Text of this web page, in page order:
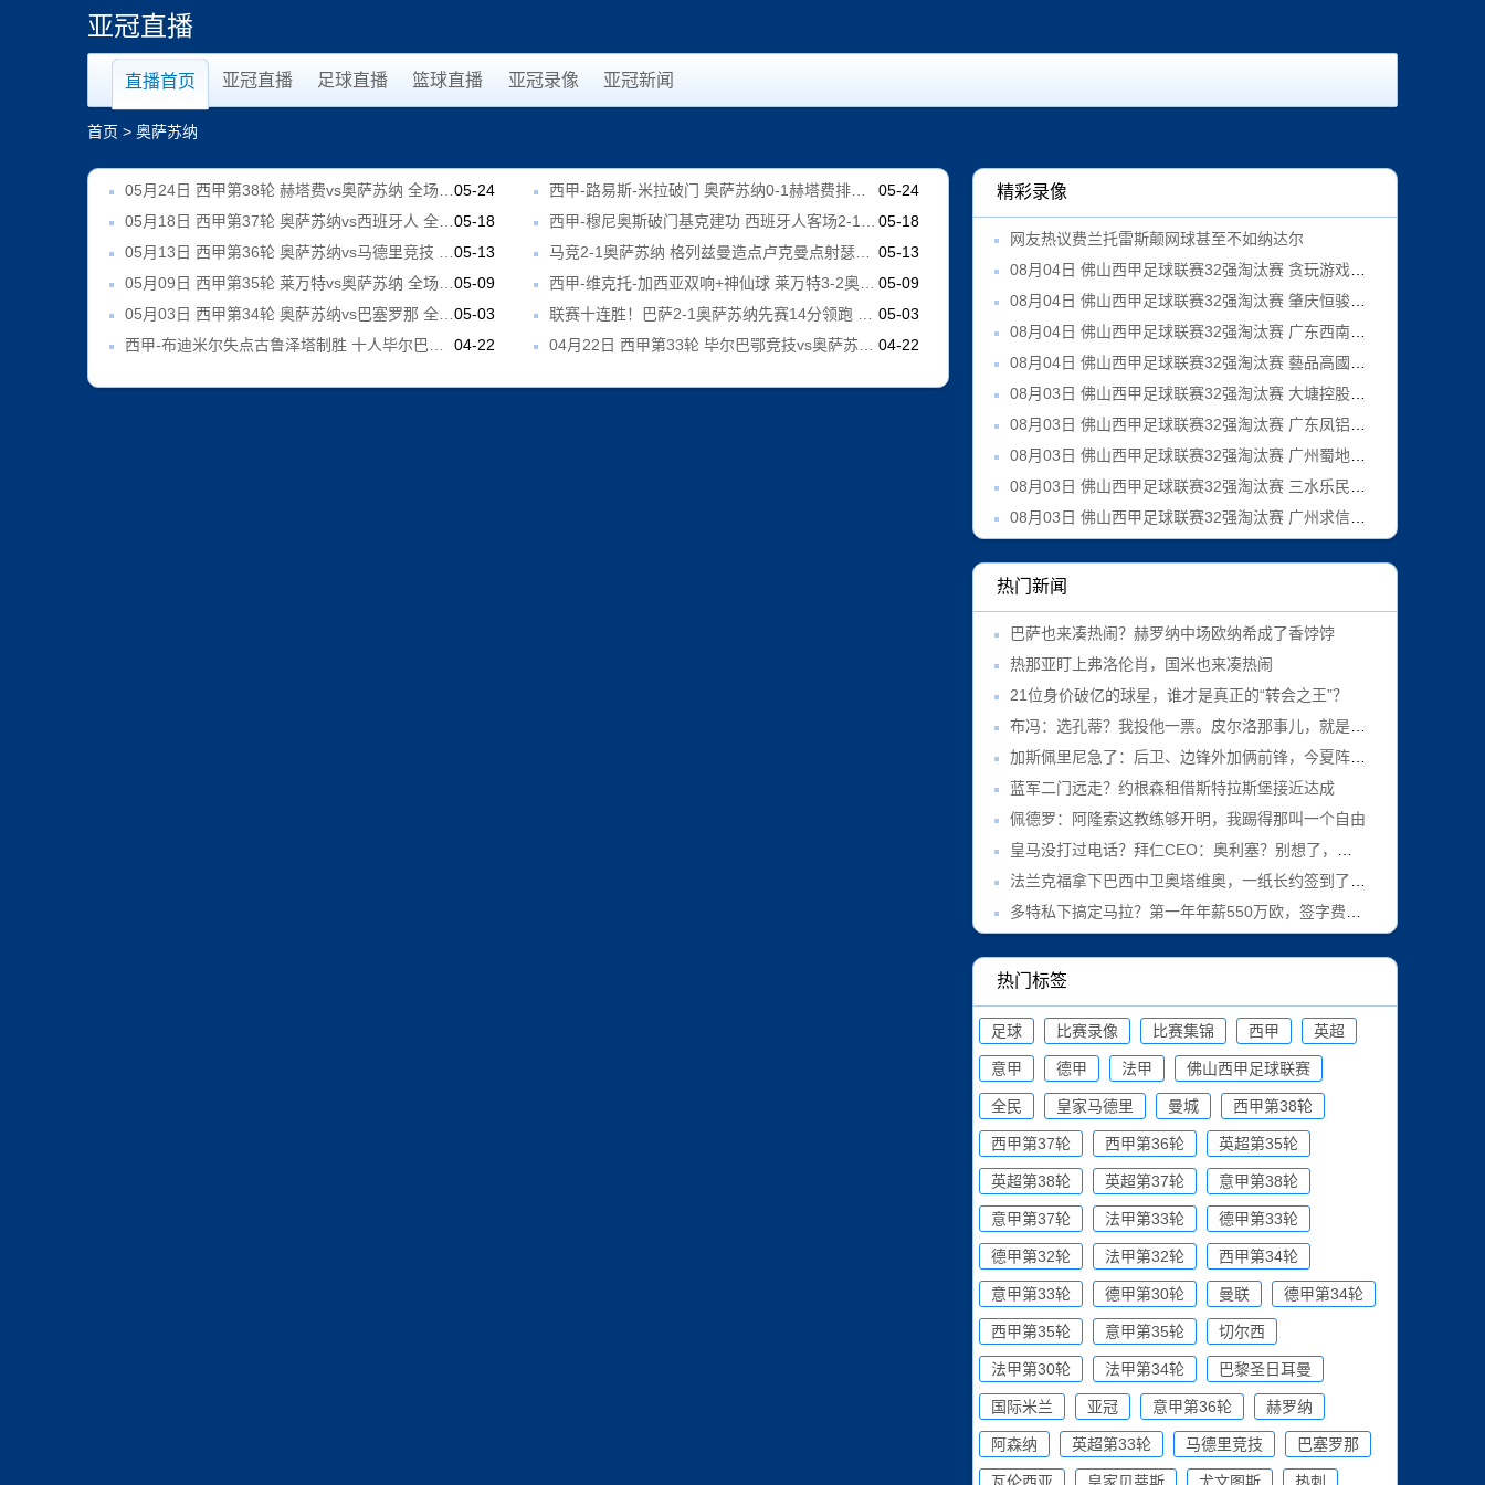
亚冠直播
直播首页 亚冠直播 足球直播 篮球直播 亚冠录像 亚冠新闻
首页 > 奥萨苏纳
05-24
05-24
05-18
05-18
05-13
05-13
05-09
05-09
05-03
05-03
04-22 04-22
精彩录像
网友热议费兰托雷斯颠网球甚至不如纳达尔
08月04日 佛山西甲足球联赛32强淘汰赛 贪玩游戏 VS 美的薪火 全场录像
08月04日 佛山西甲足球联赛32强淘汰赛 肇庆恒骏成 VS 三七互娱 全场录像
08月04日 佛山西甲足球联赛32强淘汰赛 广东西南建设 VS 香港圣徒 全场录像
08月04日 佛山西甲足球联赛32强淘汰赛 藝品高國際 VS 湛江狂狼·粵辉能源 全场录像
08月03日 佛山西甲足球联赛32强淘汰赛 大塘控股 VS 茂名市点都得 全场录像
08月03日 佛山西甲足球联赛32强淘汰赛 广东凤铝 VS 湛江八部科技 全场录像
08月03日 佛山西甲足球联赛32强淘汰赛 广州蜀地红 VS 广州戴拿模 全场录像
08月03日 佛山西甲足球联赛32强淘汰赛 三水乐民兴健力宝 VS 中国澳门澳科精英 全场录像
08月03日 佛山西甲足球联赛32强淘汰赛 广州求信 VS 顺德新青年 全场录像
热门新闻
巴萨也来凑热闹？赫罗纳中场欧纳希成了香饽饽
热那亚盯上弗洛伦肖，国米也来凑热闹
21位身价破亿的球星，谁才是真正的“转会之王”？
布冯：选孔蒂？我投他一票。皮尔洛那事儿，就是政治操作
加斯佩里尼急了：后卫、边锋外加俩前锋，今夏阵容必须补
蓝军二门远走？约根森租借斯特拉斯堡接近达成
佩德罗：阿隆索这教练够开明，我踢得那叫一个自由
皇马没打过电话？拜仁CEO：奥利塞？别想了，他肯定留队！
法兰克福拿下巴西中卫奥塔维奥，一纸长约签到了2031年
多特私下搞定马拉？第一年年薪550万欧，签字费也谈妥了
热门标签
足球 比赛录像 比赛集锦 西甲 英超
意甲 德甲 法甲 佛山西甲足球联赛
全民 皇家马德里 曼城 西甲第38轮
西甲第37轮 西甲第36轮 英超第35轮
英超第38轮 英超第37轮 意甲第38轮
意甲第37轮 法甲第33轮 德甲第33轮
德甲第32轮 法甲第32轮 西甲第34轮
意甲第33轮 德甲第30轮 曼联 德甲第34轮
西甲第35轮 意甲第35轮 切尔西
法甲第30轮 法甲第34轮 巴黎圣日耳曼
国际米兰 亚冠 意甲第36轮 赫罗纳
阿森纳 英超第33轮 马德里竞技 巴塞罗那
瓦伦西亚 皇家贝蒂斯 尤文图斯 热刺